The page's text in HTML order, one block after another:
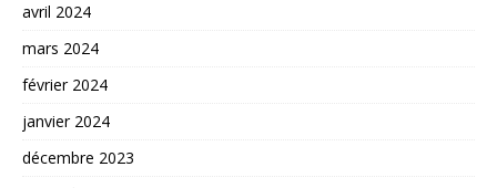
avril 2024
mars 2024
février 2024
janvier 2024
décembre 2023